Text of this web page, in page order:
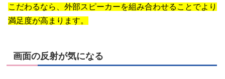
こだわるなら、外部スピーカーを組み合わせることでより
満足度が高まります。
画面の反射が気になる